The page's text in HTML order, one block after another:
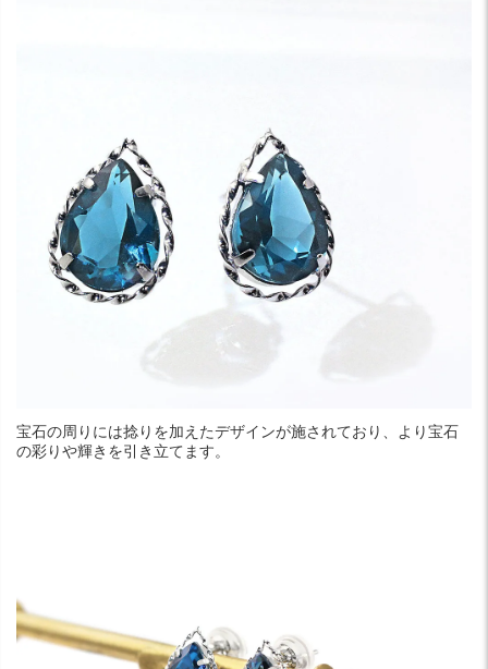
宝石の周りには捻りを加えたデザインが施されており、より宝石
の彩りや輝きを引き立てます。